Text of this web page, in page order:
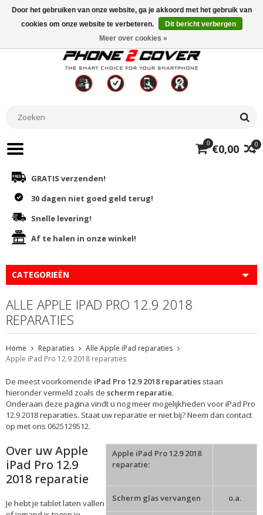
0
0 €0,00
GRATIS verzenden!
30 dagen niet goed geld terug!
Snelle levering!
Af te halen in onze winkel!
CATEGORIEËN
ALLE APPLE IPAD PRO 12.9 2018
REPARATIES
Home Reparaties
Alle Apple iPad reparaties
Apple iPad Pro 12.9 2018 reparaties
De meest voorkomende iPad Pro 12.9 2018 reparatiesstaan
hieronder vermeld zoals de scherm reparatie.
Onderaan deze pagina vindt u nog meer mogelijkheden voor iPad Pro
12.9 2018 reparaties. Staat uw reparatie er niet bij? Neem dan contact
op met ons 0625129512.
Apple iPad Pro 12.9 2018
reparatie:
Scherm glas vervangen
o.a.
Over uw Apple
iPad Pro 12.9
2018 reparatie
Je hebt je tablet laten vallen
Door het gebruiken van onze website, ga je akkoord met het gebruik van
cookies om onze website te verbeteren.
Dit bericht verbergen
Meer over cookies »